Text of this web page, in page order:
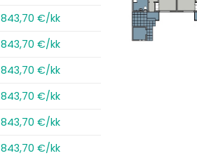
843,70 €/kk
843,70 €/kk
843,70 €/kk
843,70 €/kk
843,70 €/kk
843,70 €/kk